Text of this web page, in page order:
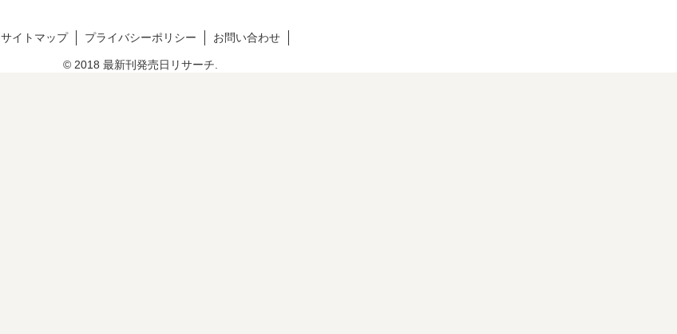
サイトマップ プライバシーポリシー お問い合わせ
© 2018 最新刊発売日リサーチ.